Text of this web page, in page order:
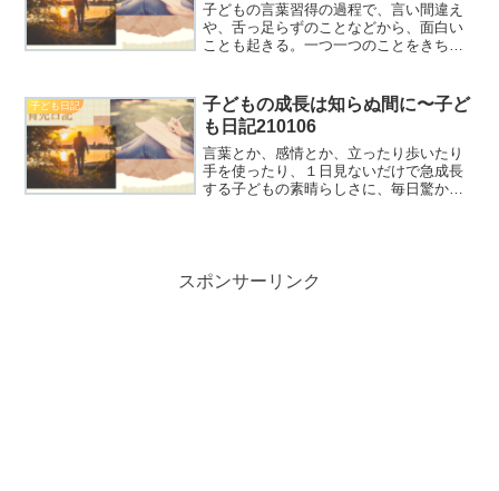
子どもの言葉習得の過程で、言い間違え
や、舌っ足らずのことなどから、面白い
ことも起きる。一つ一つのことをきちん
子ども日記
子どもの成長は知らぬ間に〜子ど
も日記210106
言葉とか、感情とか、立ったり歩いたり
手を使ったり、１日見ないだけで急成長
する子どもの素晴らしさに、毎日驚かさ
スポンサーリンク